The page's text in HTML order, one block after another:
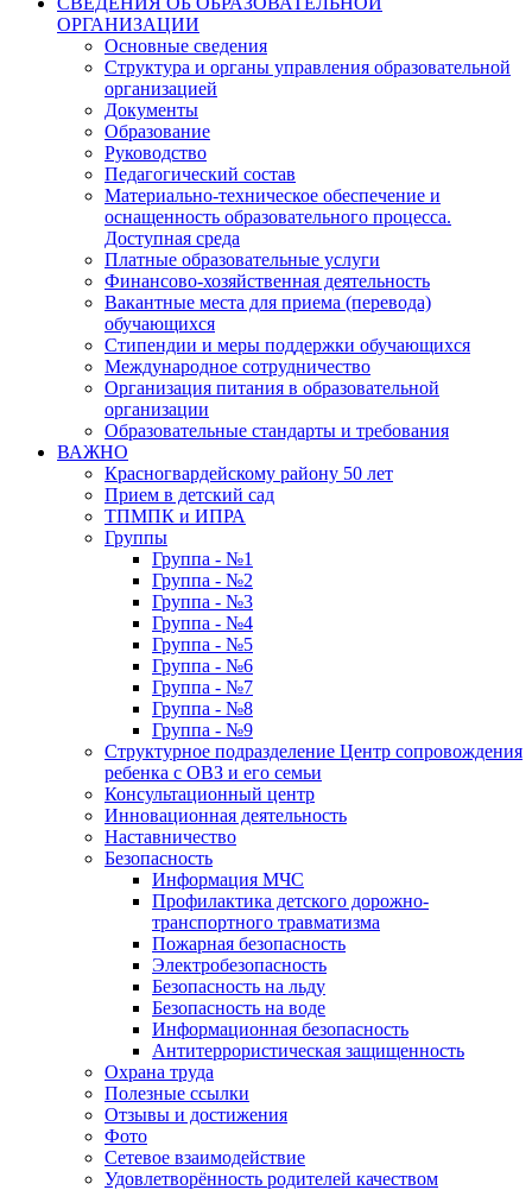
ОРГАНИЗАЦИИ
Основные сведения
Структура и органы управления образовательной
организацией
Документы
Образование
Руководство
Педагогический состав
Материально-техническое обеспечение и
оснащенность образовательного процесса.
Доступная среда
Платные образовательные услуги
Финансово-хозяйственная деятельность
Вакантные места для приема (перевода)
обучающихся
Стипендии и меры поддержки обучающихся
Международное сотрудничество
Организация питания в образовательной
организации
Образовательные стандарты и требования
ВАЖНО
Красногвардейскому району 50 лет
Прием в детский сад
ТПМПК и ИПРА
Группы
Группа - №1
Группа - №2
Группа - №3
Группа - №4
Группа - №5
Группа - №6
Группа - №7
Группа - №8
Группа - №9
Структурное подразделение Центр сопровождения
ребенка с ОВЗ и его семьи
Консультационный центр
Инновационная деятельность
Наставничество
Безопасность
Информация МЧС
Профилактика детского дорожно-
транспортного травматизма
Пожарная безопасность
Электробезопасность
Безопасность на льду
Безопасность на воде
Информационная безопасность
Антитеррористическая защищенность
Охрана труда
Полезные ссылки
Отзывы и достижения
Фото
Сетевое взаимодействие
Удовлетворённость родителей качеством